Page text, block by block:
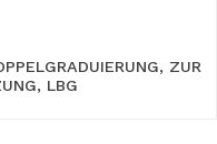
ZUR
LBG